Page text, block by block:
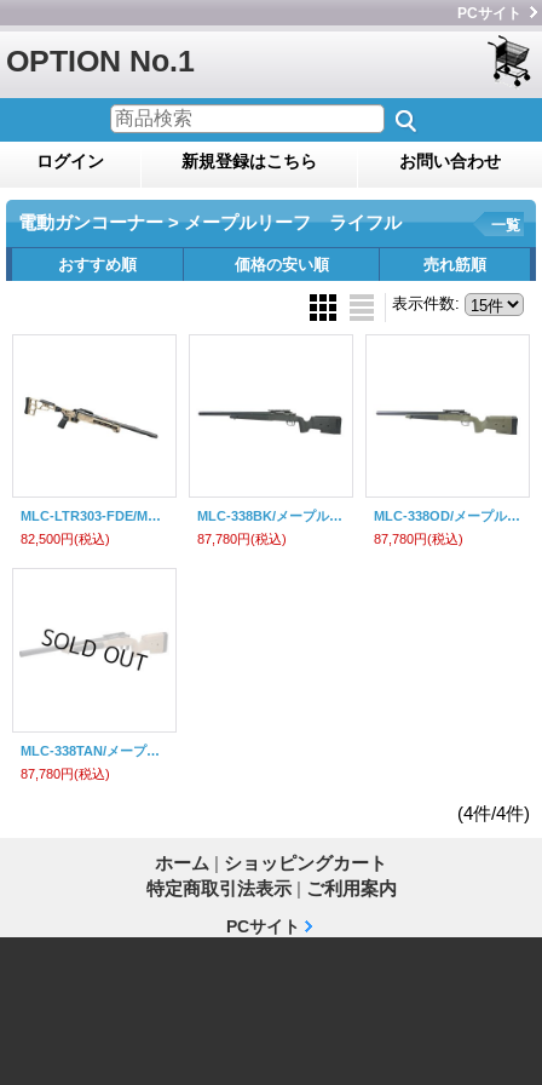
PCサイト
OPTION No.1
ログイン 新規登録はこちら お問い合わせ
電動ガンコーナー > メープルリーフ ライフル 一覧
おすすめ順 価格の安い順 売れ筋順
表示件数:
MLC-LTR303-FDE/Maple Leaf (メープルリーフ)MLC-LTRボルトアクション・エアソフトライフル(フラットダークアース)
82,500円(税込)
MLC-338BK/メープルリーフ・スナイパーライフル(ブラック)【対象年令18才以上】
87,780円(税込)
MLC-338OD/メープルリーフ・スナイパーライフル(オリーブドラブ/限定品)【対象年令18才以上】
87,780円(税込)
MLC-338TAN/メープルリーフ・スナイパーライフル(タン/限定品)【対象年令18才以上】
87,780円(税込)
(4件/4件)
ホーム | ショッピングカート
特定商取引法表示 | ご利用案内
PCサイト